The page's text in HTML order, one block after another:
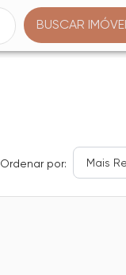
BUSCAR
Ordenar por: Mais